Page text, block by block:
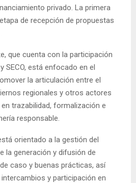
privado. La primera
de recepción de propuestas
que cuenta con la participación
SECO, está enfocado en el
la articulación entre el
regionales y otros actores
trazabilidad, formalización e
responsable.
orientado a la gestión del
la generación y difusión de
caso y buenas prácticas, así
y participación en